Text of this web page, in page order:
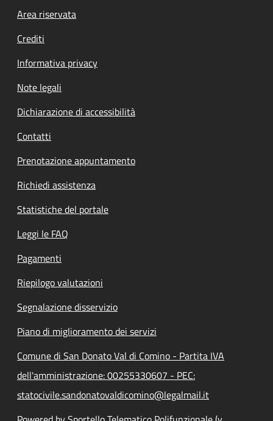
Footer menu
Area riservata
Crediti
Informativa privacy
Note legali
Dichiarazione di accessibilità
Contatti
Prenotazione appuntamento
Richiedi assistenza
Statistiche del portale
Leggi le FAQ
Pagamenti
Riepilogo valutazioni
Segnalazione disservizio
Piano di miglioramento dei servizi
Comune di San Donato Val di Comino - Partita IVA
dell'amministrazione: 00255330607 - PEC:
statocivile.sandonatovaldicomino@legalmail.it